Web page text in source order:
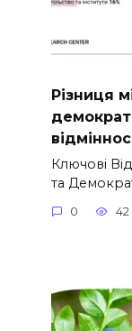
Різниця
Ключові
та
0 42